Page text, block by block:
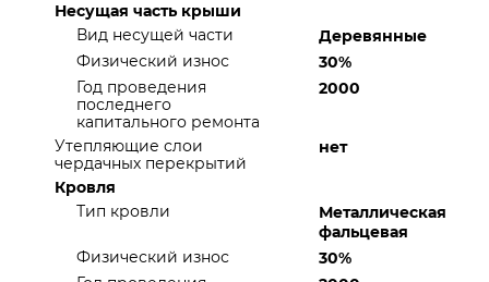
Несущая часть крыши
Вид несущей части
Деревянные
Физический износ
30%
Год проведения
последнего
капитального ремонта
2000
Утепляющие слои
чердачных перекрытий
нет
Кровля
Тип кровли
Металлическая
фальцевая
Физический износ
30%